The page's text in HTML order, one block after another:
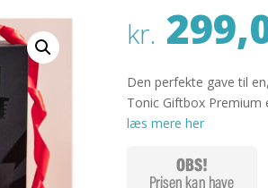
kr.
Den perfekte gave til
Tonic Giftbox Premium
læs mere her